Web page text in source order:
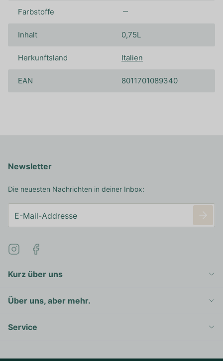
Farbstoffe
Inhalt 0,75L
Herkunftsland Italien
EAN 8011701089340
Kurz über uns
Über uns, aber mehr.
Service
Newsletter
Die neuesten Nachrichten in deiner Inbox: